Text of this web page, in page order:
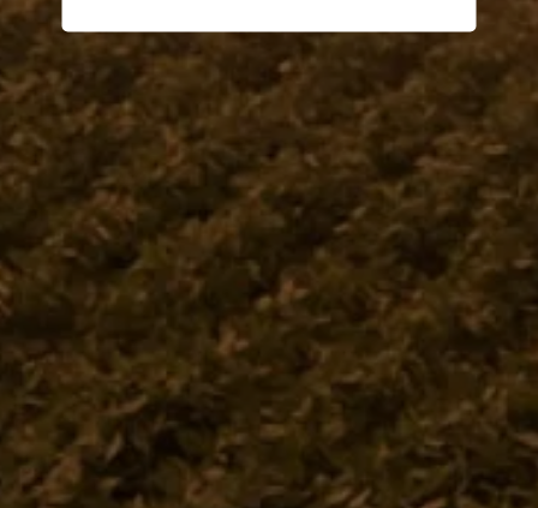
Institucional
Dúvidas
Telefone
0800 772 2100
WhatsApp (Somente Mensagens)
14 98144 1403
Segunda à sexta das 07:15 às 11:30
e das 13:00 às 17:18 horas